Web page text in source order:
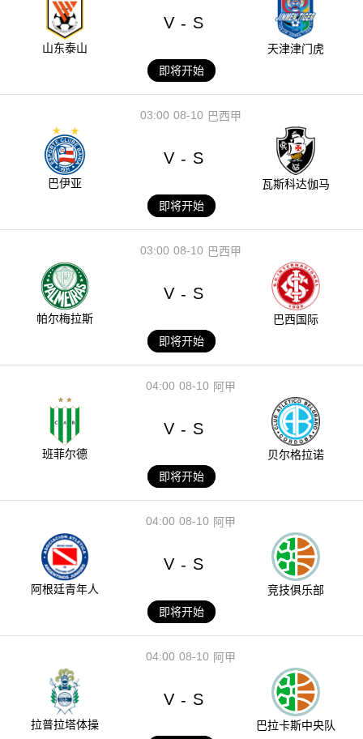
山东泰山
V - S
天津津门虎
即将开始
08-10
03:00 巴西甲
巴伊亚
V - S
瓦斯科达伽马
即将开始
08-10
03:00 巴西甲
帕尔梅拉斯
V - S
巴西国际
即将开始
08-10
04:00 阿甲
班菲尔德
V - S
贝尔格拉诺
即将开始
08-10
04:00 阿甲
阿根廷青年人
V - S
竞技俱乐部
即将开始
08-10
04:00 阿甲
拉普拉塔体操
V - S
巴拉卡斯中央队